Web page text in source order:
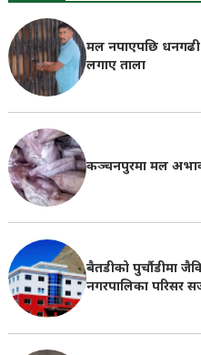
मल नपाएपछि
लगाए ताला
कञ्चनपुरमा मल अभाव
बैतडीको पुर्चौडीमा
नगरपालिका परिसर